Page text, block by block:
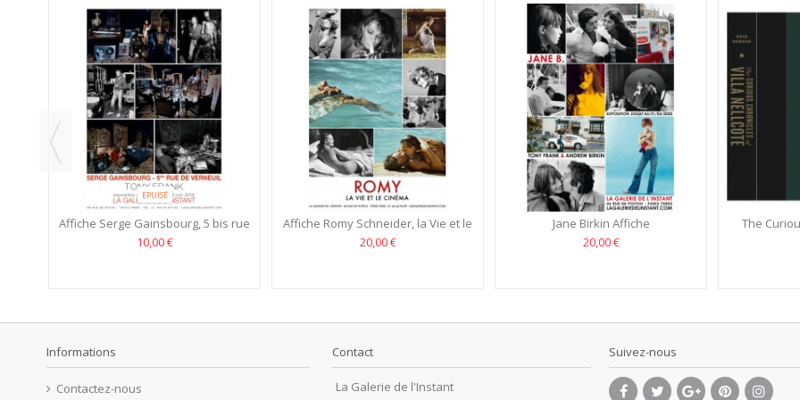
EPUISÉ
Affiche Serge Gainsbourg, 5 bis rue
de Verneuil
10,00 €
Affiche Romy Schneider, la Vie et le
Cinéma
20,00 €
Jane Birkin Affiche
20,00 €
The
Informations
Contactez-nous
Contact
La Galerie de l'Instant
Suivez-nous